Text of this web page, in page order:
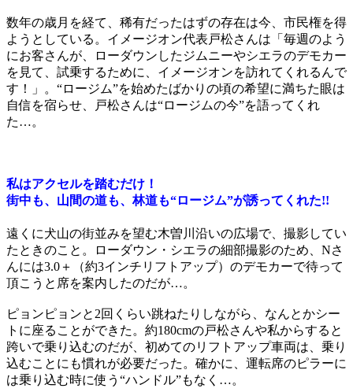
数年の歳月を経て、稀有だったはずの存在は今、市民権を得
ようとしている。イメージオン代表戸松さんは「毎週のよう
にお客さんが、ローダウンしたジムニーやシエラのデモカー
を見て、試乗するために、イメージオンを訪れてくれるんで
す！」。“ロージム”を始めたばかりの頃の希望に満ちた眼は
自信を宿らせ、戸松さんは“ロージムの今”を語ってくれ
た…。
私はアクセルを踏むだけ！
街中も、山間の道も、林道も“ロージム”が誘ってくれた!!
遠くに犬山の街並みを望む木曽川沿いの広場で、撮影してい
たときのこと。ローダウン・シエラの細部撮影のため、Nさ
んには3.0＋（約3インチリフトアップ）のデモカーで待って
頂こうと席を案内したのだが…。
ピョンピョンと2回くらい跳ねたりしながら、なんとかシー
トに座ることができた。約180cmの戸松さんや私からすると
跨いで乗り込むのだが、初めてのリフトアップ車両は、乗り
込むことにも慣れが必要だった。確かに、運転席のピラーに
は乗り込む時に使う“ハンドル”もなく…。